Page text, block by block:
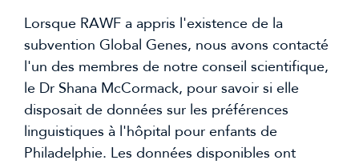
Lorsque RAWF a appris l'existence de la
subvention Global Genes, nous avons contacté
l'un des membres de notre conseil scientifique,
le Dr Shana McCormack, pour savoir si elle
disposait de données sur les préférences
linguistiques à l'hôpital pour enfants de
Philadelphie. Les données disponibles ont